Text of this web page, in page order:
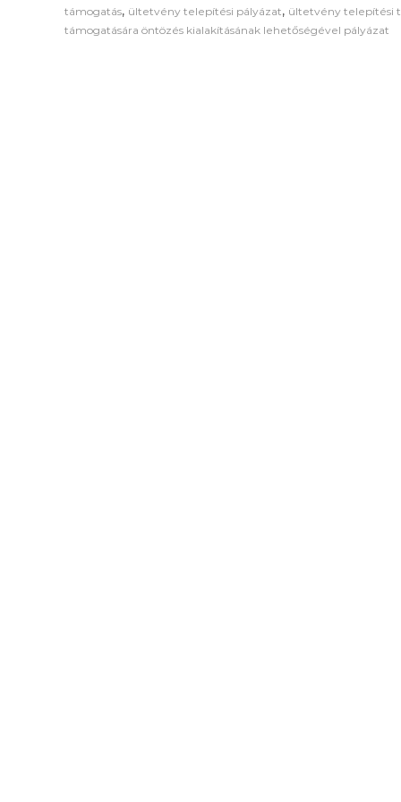
támogatás, ültetvény telepítési pályázat, ültetvény telepítési
támogatására öntözés kialakításának lehetőségével pályázat